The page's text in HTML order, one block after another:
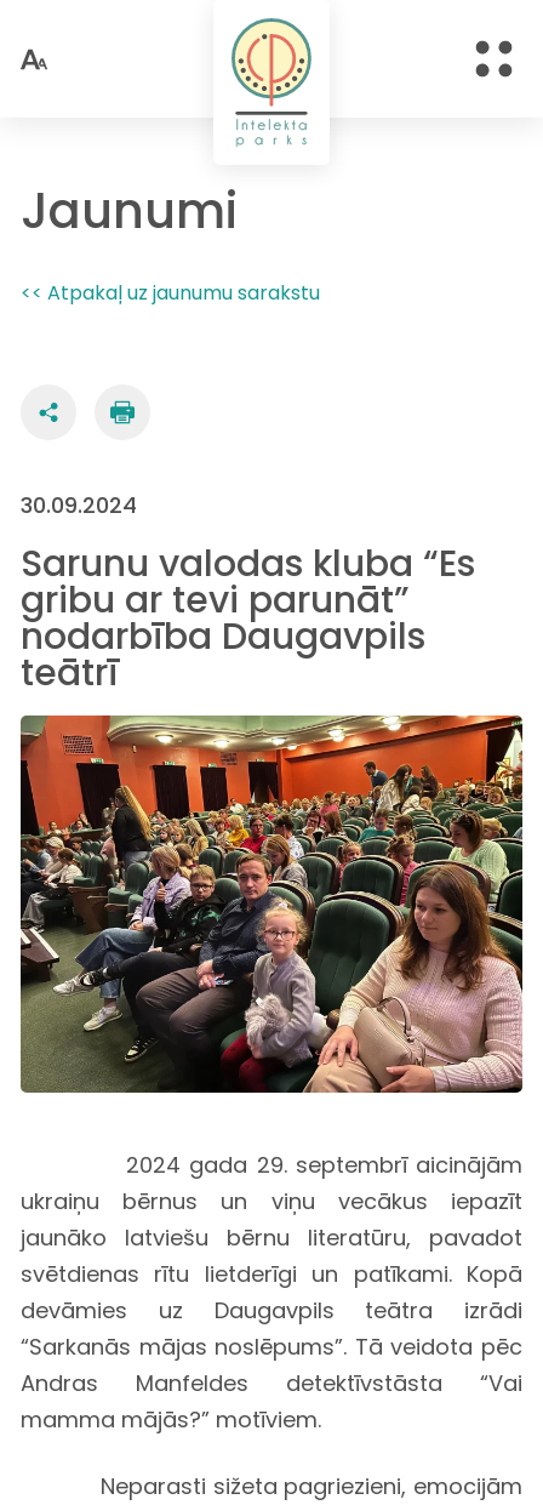
Jaunumi
<< Atpakaļ uz jaunumu sarakstu
30.09.2024
Sarunu valodas kluba “Es
gribu ar tevi parunāt”
nodarbība Daugavpils
teātrī
2024 gada 29. septembrī aicinājām
ukraiņu bērnus un viņu vecākus iepazīt
jaunāko latviešu bērnu literatūru, pavadot
svētdienas rītu lietderīgi un patīkami. Kopā
devāmies uz Daugavpils teātra izrādi
“Sarkanās mājas noslēpums”. Tā veidota pēc
Andras Manfeldes detektīvstāsta “Vai
mamma mājās?” motīviem.
Neparasti sižeta pagriezieni, emocijām